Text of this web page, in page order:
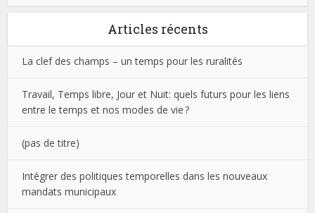
Articles récents
La clef des champs – un temps pour les ruralités
Travail, Temps libre, Jour et Nuit: quels futurs pour les liens
entre le temps et nos modes de vie ?
(pas de titre)
Intégrer des politiques temporelles dans les nouveaux
mandats municipaux